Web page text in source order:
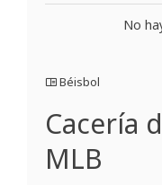
No
Béisbol
Cacería
MLB